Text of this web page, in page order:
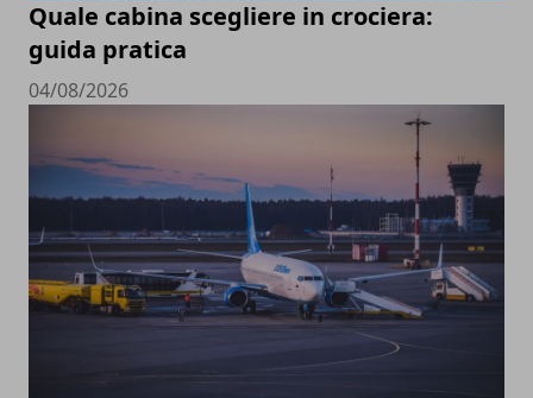
Quale cabina scegliere in crociera:
guida pratica
04/08/2026